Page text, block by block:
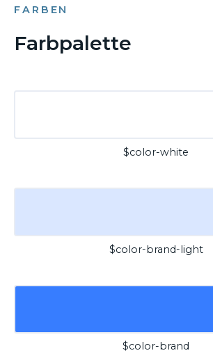
FARBEN
Farbpalette
$color-white
$color-brand-light
$color-brand